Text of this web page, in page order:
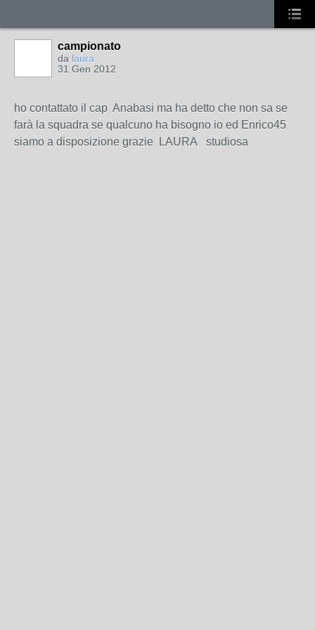
campionato
da laura
31 Gen 2012
ho contattato il cap Anabasi ma ha detto che non sa se
farà la squadra se qualcuno ha bisogno io ed Enrico45
siamo a disposizione grazie LAURA studiosa